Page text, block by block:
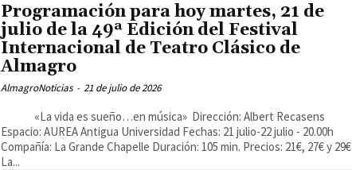
Programación para hoy martes, 21 de
julio de la 49ª Edición del Festival
Internacional de Teatro Clásico de
Almagro
AlmagroNoticias - 21 de julio de 2026
Espacio: AUREA Antigua Universidad Fechas: 21 julio-22 julio - 20.00h
Compañía: La Grande Chapelle Duración: 105 min. Precios: 21€, 27€ y 29€
La...